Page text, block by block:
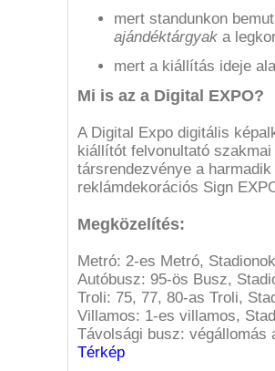
mert standunkon
ajándéktárgyak a
mert a kiállítás ideje
Mi is az a Digital EXPO?
A Digital Expo digitális
kiállítót felvonultató
társrendezvénye a
reklámdekorációs Sign
Megközelítés:
Metró: 2-es Metró,
Autóbusz: 95-ös Busz,
Troli: 75, 77, 80-as Troli,
Villamos: 1-es villamos,
Távolsági busz: végállomás
Térkép